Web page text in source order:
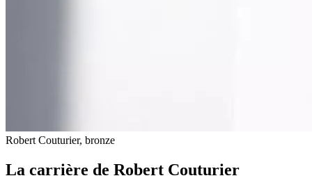
Robert Couturier, bronze
La carrière de Robert Couturier